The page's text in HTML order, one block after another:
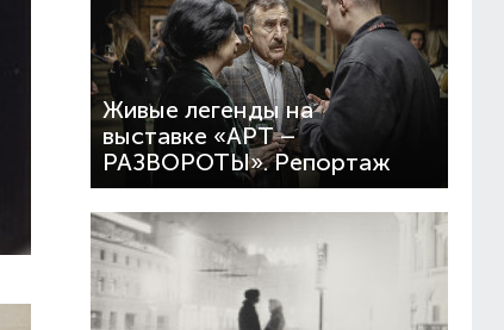
Живые легенды на
выставке «АРТ –
РАЗВОРОТЫ». Репортаж